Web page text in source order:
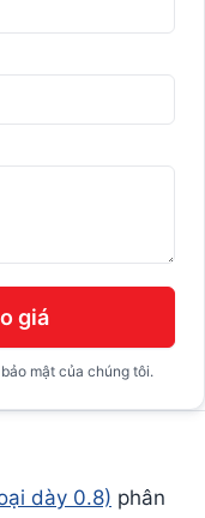
giá
mật của chúng tôi.
dày 0.8) phân